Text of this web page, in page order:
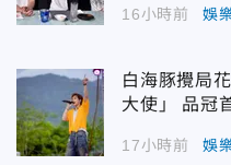
16小時前 娛
白海豚攪局
大使」
17小時前 娛